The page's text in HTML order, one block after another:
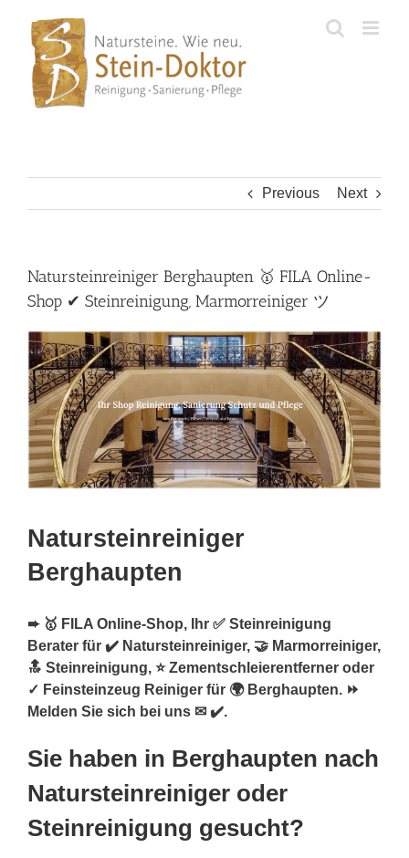
content
Previous Next
Natursteinreiniger Berghaupten 🥇 FILA Online-
Shop ✔ Steinreinigung, Marmorreiniger ツ
Natursteinreiniger
Berghaupten
➨ 🥇 FILA Online-Shop, Ihr ✅ Steinreinigung
Berater für ✔️ Natursteinreiniger, 🤝 Marmorreiniger,
🔝 Steinreinigung, ⭐ Zementschleierentferner oder
✓ Feinsteinzeug Reiniger für 🌍 Berghaupten. ⏩
Melden Sie sich bei uns ✉ ✔️.
Sie haben in Berghaupten nach
Natursteinreiniger oder
Steinreinigung gesucht?